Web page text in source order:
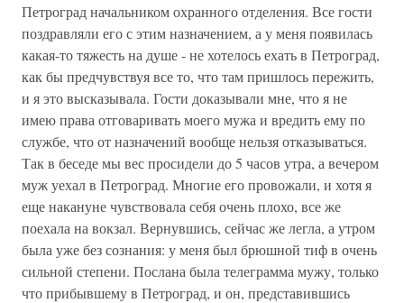
Петроград начальником охранного отделения. Все гости
поздравляли его с этим назначением, а у меня появилась
какая-то тяжесть на душе - не хотелось ехать в Петроград,
как бы предчувствуя все то, что там пришлось пережить,
и я это высказывала. Гости доказывали мне, что я не
имею права отговаривать моего мужа и вредить ему по
службе, что от назначений вообще нельзя отказываться.
Так в беседе мы вес просидели до 5 часов утра, а вечером
муж уехал в Петроград. Многие его провожали, и хотя я
еще накануне чувствовала себя очень плохо, все же
поехала на вокзал. Вернувшись, сейчас же легла, а утром
была уже без сознания: у меня был брюшной тиф в очень
сильной степени. Послана была телеграмма мужу, только
что прибывшему в Петроград, и он, представившись